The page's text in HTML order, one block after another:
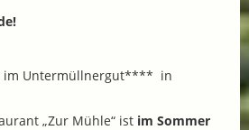
im Untermüllnergut**** in
„Zur Mühle“ ist im Sommer